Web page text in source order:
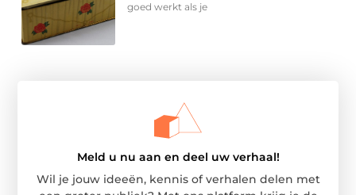
goed werkt als je
Meld u nu aan en deel uw verhaal!
Wil je jouw ideeën, kennis of verhalen delen met